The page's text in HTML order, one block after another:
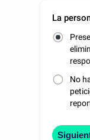
La
No